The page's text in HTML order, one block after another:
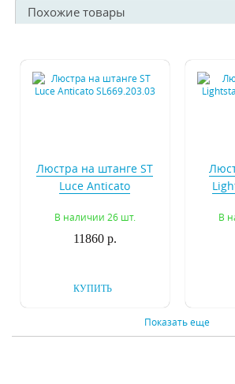
Похожие товары
Люстра на штанге ST
Luce Anticato
В наличии 26 шт.
11860 р.
КУПИТЬ
В
Показать еще